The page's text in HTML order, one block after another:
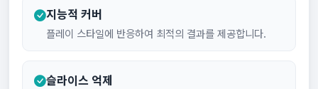
지능적 커버
플레이 스타일에 반응하여 최적의 결과를 제공합니다.
슬라이스 억제